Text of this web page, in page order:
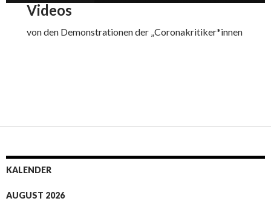
Videos
von den Demonstrationen der „Coronakritiker*innen
KALENDER
AUGUST 2026